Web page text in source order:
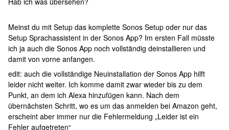
Meinst du mit Setup das komplette Sonos Setup oder nur das
Setup Sprachassistent in der Sonos App? Im ersten Fall müsste
ich ja auch die Sonos App noch vollständig deinstallieren und
damit von vorne anfangen.
edit: auch die vollständige Neuinstallation der Sonos App hilft
leider nicht weiter. Ich komme damit zwar wieder bis zu dem
Punkt, an dem ich Alexa hinzufügen kann. Nach dem
übernächsten Schritt, wo es um das anmelden bei Amazon geht,
erscheint aber immer nur die Fehlermeldung „Leider ist ein
Fehler aufgetreten“